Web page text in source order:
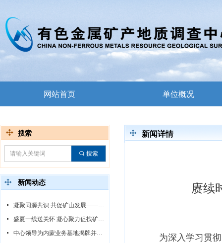
网站首页 单位概况
新闻详情
赓续
为深入学习贯
搜索
끠 搜索
넷 凝聚同源共识 共促矿山发展——中心领导赴白音诺尔矿区调研指导
넷 盛夏一线送关怀 凝心聚力促找矿——中心领导赴线沟-王台子金矿勘查项目慰问调研指导工作
넷 中心领导为内蒙业务基地揭牌并同步开展调研指导系列活动
新闻动态